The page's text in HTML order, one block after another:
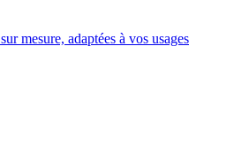
mesure, adaptées à vos usages